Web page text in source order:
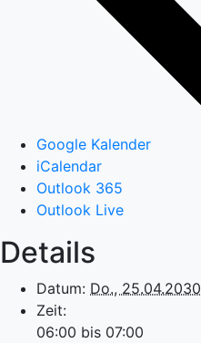
Google Kalender
iCalendar
Outlook 365
Outlook Live
Details
Datum: Do., 25.04.2030
Zeit:
06:00 bis 07:00